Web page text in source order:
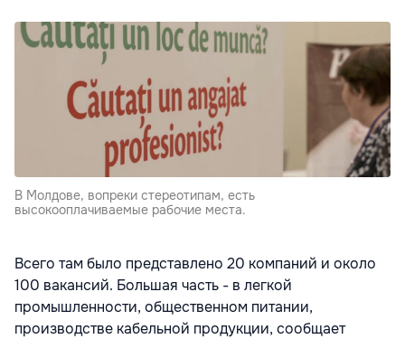
В Молдове, вопреки стереотипам, есть
высокооплачиваемые рабочие места.
Всего там было представлено 20 компаний и около
100 вакансий. Большая часть - в легкой
промышленности, общественном питании,
производстве кабельной продукции, сообщает